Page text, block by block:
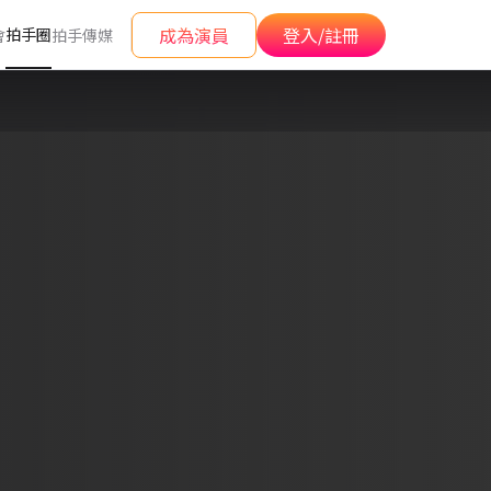
拍手圈拍手傳媒 成為演員 登入/註冊